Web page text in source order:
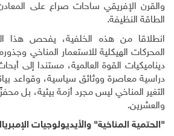
ساحات صراع على المعادن
من هذه الخلفية، يفحص هذا المقال
الهيكلية للاستعمار المناخي وجذوره التاريخية
القوة العالمية، مستندا إلى أبحاث علمية
ووثائق سياسية، وقواعد بيانات
ليس مجرد أزمة بيئية، بل محفزًا
والأيديولوجيات الإمبريالية